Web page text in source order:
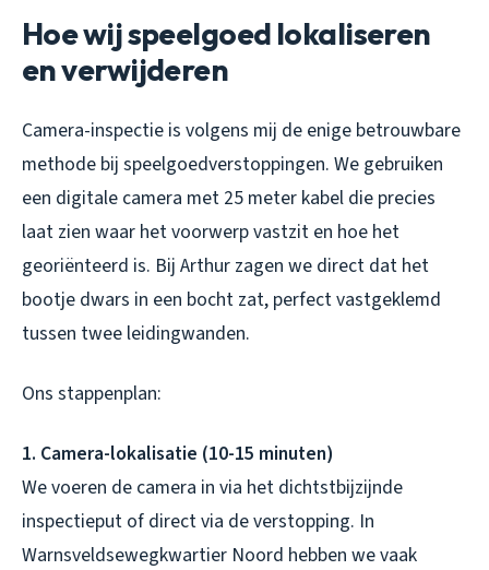
Hoe wij speelgoed lokaliseren
en verwijderen
Camera-inspectie is volgens mij de enige betrouwbare
methode bij speelgoedverstoppingen. We gebruiken
een digitale camera met 25 meter kabel die precies
laat zien waar het voorwerp vastzit en hoe het
georiënteerd is. Bij Arthur zagen we direct dat het
bootje dwars in een bocht zat, perfect vastgeklemd
tussen twee leidingwanden.
Ons stappenplan:
1. Camera-lokalisatie (10-15 minuten)
We voeren de camera in via het dichtstbijzijnde
inspectieput of direct via de verstopping. In
Warnsveldsewegkwartier Noord hebben we vaak